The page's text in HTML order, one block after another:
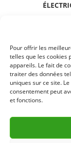
Pour offrir les
telles que les cookies
appareils. Le fait de
traiter des données
uniques sur ce site.
consentement peut
et fonctions.SCIE À